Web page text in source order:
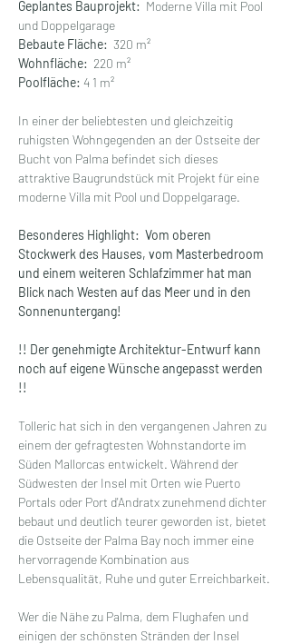
Geplantes Bauprojekt: Moderne Villa mit Pool
und Doppelgarage
Bebaute Fläche: 320 m²
Wohnfläche: 220 m²
Poolfläche: 4 1 m²
In einer der beliebtesten und gleichzeitig
ruhigsten Wohngegenden an der Ostseite der
Bucht von Palma befindet sich dieses
attraktive Baugrundstück mit Projekt für eine
moderne Villa mit Pool und Doppelgarage.
Besonderes Highlight:  Vom oberen
Stockwerk des Hauses, vom Masterbedroom
und einem weiteren Schlafzimmer hat man
Blick nach Westen auf das Meer und in den
Sonnenuntergang!
!! Der genehmigte Architektur-Entwurf kann
noch auf eigene Wünsche angepasst werden
!!
Tolleric hat sich in den vergangenen Jahren zu
einem der gefragtesten Wohnstandorte im
Süden Mallorcas entwickelt. Während der
Südwesten der Insel mit Orten wie Puerto
Portals oder Port d'Andratx zunehmend dichter
bebaut und deutlich teurer geworden ist, bietet
die Ostseite der Palma Bay noch immer eine
hervorragende Kombination aus
Lebensqualität, Ruhe und guter Erreichbarkeit.
Wer die Nähe zu Palma, dem Flughafen und
einigen der schönsten Stränden der Insel